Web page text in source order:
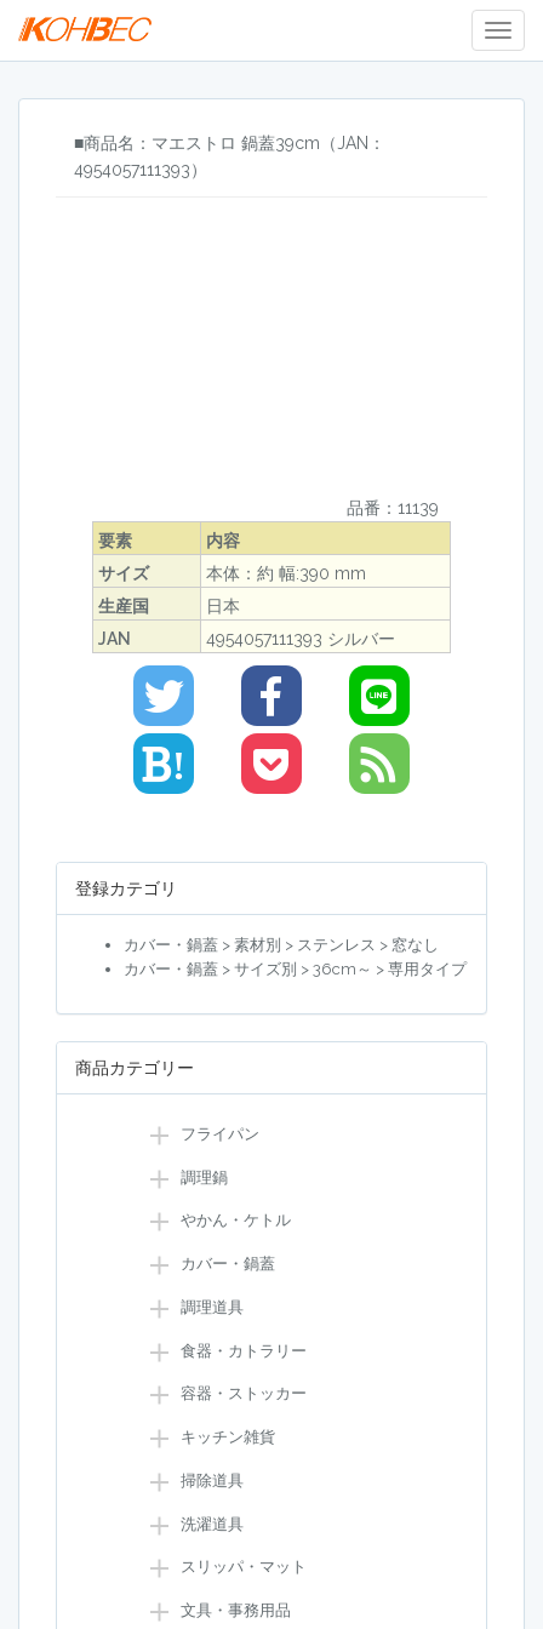
■商品名：マエストロ 鍋蓋39cm（JAN：
4954057111393）
品番：11139
要素
内容
サイズ
本体：約 幅:390 mm
生産国
日本
JAN
4954057111393 シルバー
!
登録カテゴリ
カバー・鍋蓋 > 素材別 > ステンレス > 窓なし
カバー・鍋蓋 > サイズ別 > 36cm～ > 専用タイプ
商品カテゴリー
フライパン
調理鍋
やかん・ケトル
カバー・鍋蓋
調理道具
食器・カトラリー
容器・ストッカー
キッチン雑貨
掃除道具
洗濯道具
スリッパ・マット
文具・事務用品